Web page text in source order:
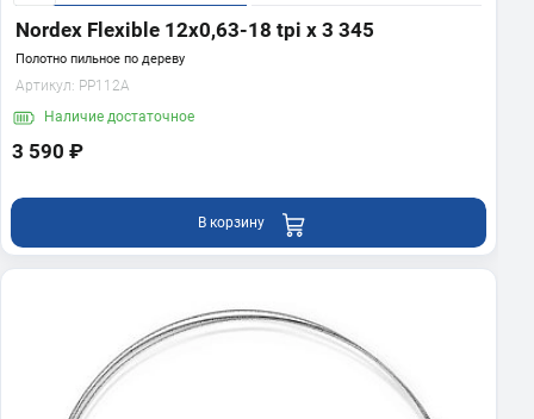
Nordex Flexible 12х0,63-18 tpi x 3 345
Полотно пильное по дереву
Артикул: PP112A
Наличие достаточное
3 590 ₽
В корзину